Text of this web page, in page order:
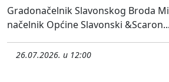
Gradonačelnik Slavonskog Broda
načelnik Općine Slavonski &Scaron...
26.07.2026. u 12:00